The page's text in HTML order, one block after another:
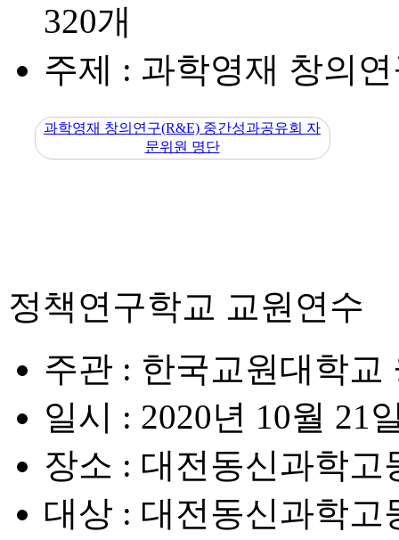
320개
주제 : 과학영재 창의
과학영재 창의연구(R&E) 중간성과공유회 자
문위원 명단
정책연구학교 교원연수
주관 : 한국교원대학교
일시 : 2020년 10월 21
장소 : 대전동신과학고
대상 : 대전동신과학고